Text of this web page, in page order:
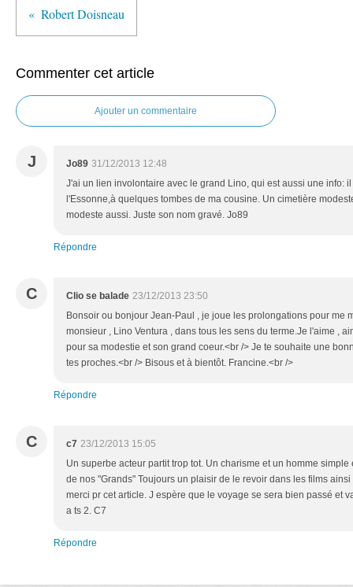
Robert Doisneau
Commenter cet article
Ajouter un commentaire
J Jo89 31/12/2013 12:48
J'ai un lien involontaire avec le grand Lino, qui est aussi une info:
l'Essonne,à quelques tombes de ma cousine. Un cimetière
modeste aussi. Juste son nom gravé. Jo89
Répondre
C Clio se balade 23/12/2013 23:50
Bonsoir ou bonjour Jean-Paul , je joue les prolongations pour me
monsieur , Lino Ventura , dans tous les sens du terme.Je l'aime ,
pour sa modestie et son grand coeur.<br /> Je te souhaite une
tes proches.<br /> Bisous et à bientôt. Francine.<br />
Répondre
C c7 23/12/2013 15:05
Un superbe acteur partit trop tot. Un charisme et un homme
de nos "Grands" Toujours un plaisir de le revoir dans les films
merci pr cet article. J espère que le voyage se sera bien passé et
a ts 2. C7
Répondre